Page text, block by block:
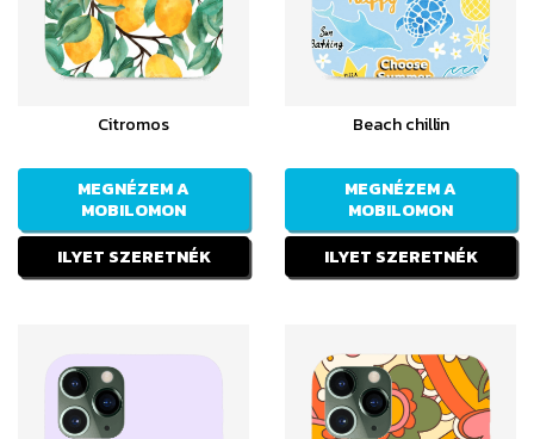
Citromos
MEGNÉZEM A
MOBILOMON
ILYET SZERETNÉK
Beach chillin
MEGNÉZEM A
MOBILOMON
ILYET SZERETNÉK